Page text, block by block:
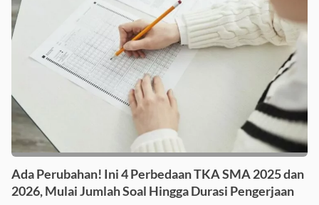
Ada Perubahan! Ini 4 Perbedaan TKA SMA 2025 dan
2026, Mulai Jumlah Soal Hingga Durasi Pengerjaan